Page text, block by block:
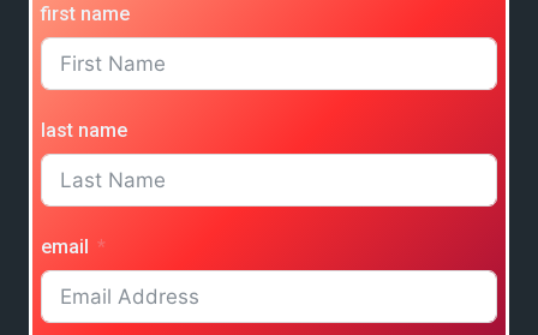
first name
last name
email